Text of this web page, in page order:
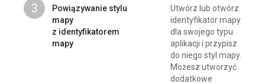
3
Powiązywanie stylu
mapy
z identyfikatorem
mapy
Utwórz lub otwórz
identyfikator mapy
dla swojego typu
aplikacji i przypisz
do niego styl mapy.
Możesz utworzyć
dodatkowe